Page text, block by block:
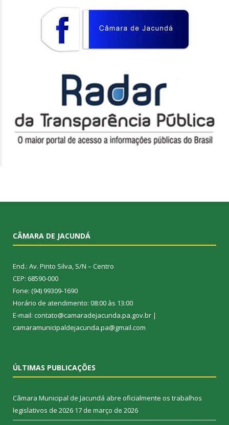
CÂMARA DE JACUNDÁ
End.: Av. Pinto Silva, S/N – Centro
CEP: 68590-000
Fone: (94) 99309-1690
Horário de atendimento: 08:00 às 13:00
E-mail: contato@camaradejacunda.pa.gov.br |
camaramunicipaldejacunda.pa@gmail.com
ÚLTIMAS PUBLICAÇÕES
Câmara Municipal de Jacundá abre oficialmente os trabalhos
legislativos de 2026 17 de março de 2026